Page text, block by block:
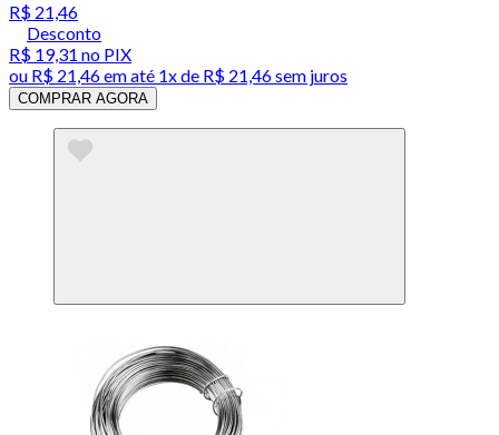
R$ 21,46
Desconto
R$ 19,31 no PIX
ou R$ 21,46em até 1x de R$ 21,46sem juros
COMPRAR AGORA